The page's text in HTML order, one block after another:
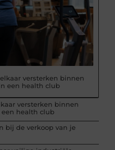
versterken binnen
een health club
versterken binnen
health club
bij de verkoop van je